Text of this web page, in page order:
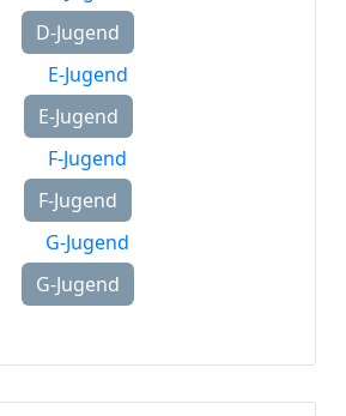
D-Jugend
E-Jugend
F-Jugend
G-Jugend